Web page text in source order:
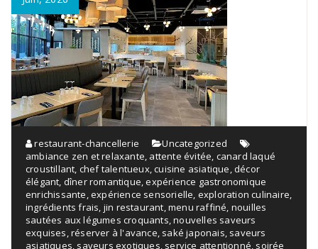
restaurant-chancellerie
Uncategorized
ambiance zen et relaxante, attente évitée, canard laqué
croustillant, chef talentueux,cuisine asiatique,décor
élégant, dîner romantique,expérience gastronomique
enrichissante,expérience sensorielle, exploration culinaire,
ingrédients frais, jin restaurant,menu raffiné, nouilles
sautées aux légumes croquants,nouvelles saveurs
exquises,réserver à l'avance, saké japonais, saveurs
asiatiques, saveurs exotiques, service attentionné, soirée